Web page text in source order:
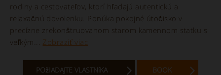
rodiny a cestovateľov, ktorí hľadajú autentickú a
relaxačnú dovolenku. Ponúka pokojné útočisko v
precízne zrekonštruovanom starom kamennom statku s
veľkým... Zobraziť viac
POžIADAJTE VLASTNíKA BOOK